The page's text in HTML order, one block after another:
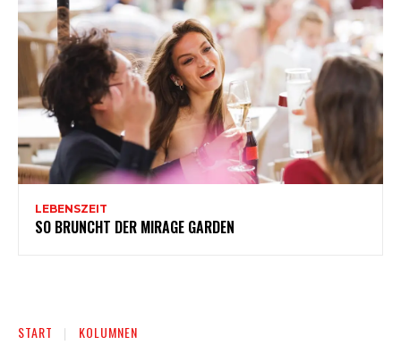
LEBENSZEIT
SO BRUNCHT DER MIRAGE GARDEN